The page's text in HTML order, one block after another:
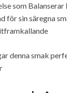
som
för sin säregna
denna smak